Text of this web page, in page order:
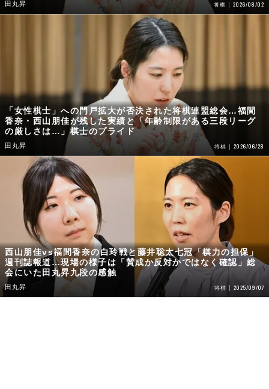
田丸昇 将棋 2026/08/02
「女性棋士」への門戸拡大が否決された将棋連盟総会…福間
香奈・西山朋佳が残した実績と「年齢制限がある三段リーグ
の厳しさは…」棋士のプライド
田丸昇 将棋 2026/06/28
西山朋佳vs福間香奈の白玲戦と藤井聡太七冠「棋力の担保」
週刊誌報道…現場の様子は「賛成か反対かではなく確認」総
会にいた田丸昇九段の感触
田丸昇 将棋 2025/09/07